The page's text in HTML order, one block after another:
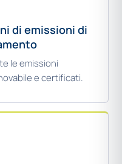
di emissioni di
le emissioni
e certificati.